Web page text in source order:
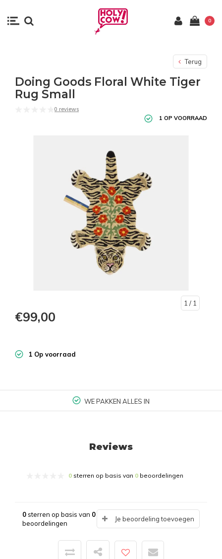
0
Terug
Doing Goods Floral White Tiger
Rug Small
0 reviews
1 OP VOORRAAD
1 / 1
€99,00
1 Op voorraad
WE PAKKEN ALLES IN
Reviews
0 sterren op basis van 0 beoordelingen
0sterren op basis van 0
beoordelingen
Je beoordeling toevoegen